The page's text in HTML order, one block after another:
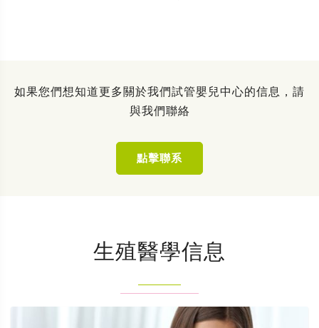
如果您們想知道更多關於我們試管嬰兒中心的信息，請
與我們聯絡
點擊聯系
生殖醫學信息